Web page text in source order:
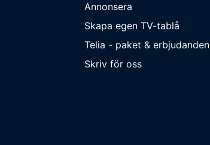
Annonsera
Skapa egen TV-tablå
Telia - paket & erbjudanden
Skriv för oss